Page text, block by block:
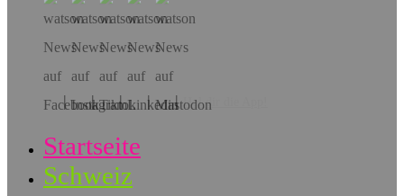
Hol dir die App!
Startseite
Schweiz